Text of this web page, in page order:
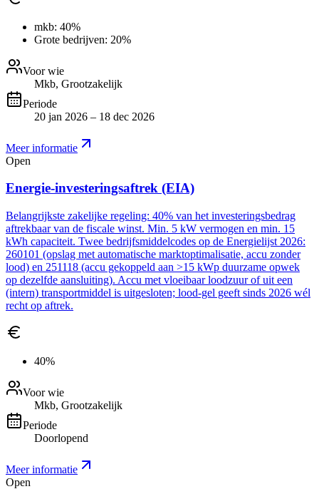
mkb: 40%
Grote bedrijven: 20%
Voor wie
Mkb, Grootzakelijk
Periode
20 jan 2026 – 18 dec 2026
Meer informatie
Open
Energie-investeringsaftrek (EIA)
Belangrijkste zakelijke regeling: 40% van het investeringsbedrag
aftrekbaar van de fiscale winst. Min. 5 kW vermogen en min. 15
kWh capaciteit. Twee bedrijfsmiddelcodes op de Energielijst 2026:
260101 (opslag met automatische marktoptimalisatie, accu zonder
lood) en 251118 (accu gekoppeld aan >15 kWp duurzame opwek
op dezelfde aansluiting). Accu met vloeibaar loodzuur of uit een
(intern) transportmiddel is uitgesloten; lood-gel geeft sinds 2026 wél
recht op aftrek.
40%
Voor wie
Mkb, Grootzakelijk
Periode
Doorlopend
Meer informatie
Open